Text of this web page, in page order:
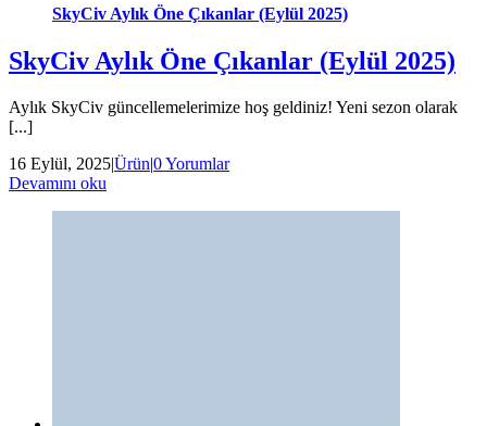
SkyCiv Aylık Öne Çıkanlar (Eylül 2025)
SkyCiv Aylık Öne Çıkanlar (Eylül 2025)
Aylık SkyCiv güncellemelerimize hoş geldiniz! Yeni sezon olarak
[...]
16 Eylül, 2025|Ürün|0 Yorumlar
Devamını oku